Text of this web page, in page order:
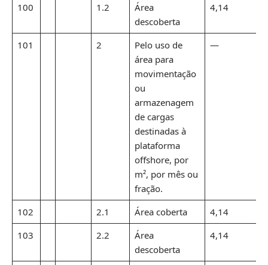
100
1.2
Área
descoberta
4,14
101 2
Pelo uso de
área para
movimentação
ou
armazenagem
de cargas
destinadas à
plataforma
offshore, por
m², por mês ou
fração.
—
102 2.1 Área coberta
4,14
103
2.2
Área
descoberta
4,14